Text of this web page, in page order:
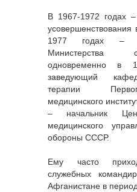
В 1967-1972 годах
1977 годах –
Министерства
одновременно в
заведующий
терапии
медицинского
– начальник
медицинского
обороны СССР.
Ему часто
служебных
Афганистане в